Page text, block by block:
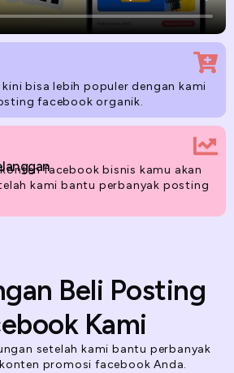
bisa lebih populer dengan kami
facebook organik.
facebook bisnis kamu akan
kami bantu perbanyak posting
Beli Posting
Kami
setelah kami bantu perbanyak
promosi facebook Anda.